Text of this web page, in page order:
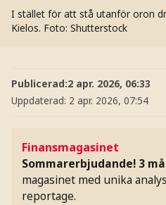
I stället för att stå utanför oron
Kielos. Foto: Shutterstock
Publicerad:2 apr. 2026, 06:33
Uppdaterad: 2 apr. 2026, 07:54
Finansmagasinet
Sommarerbjudande! 3
magasinet med unika
reportage.